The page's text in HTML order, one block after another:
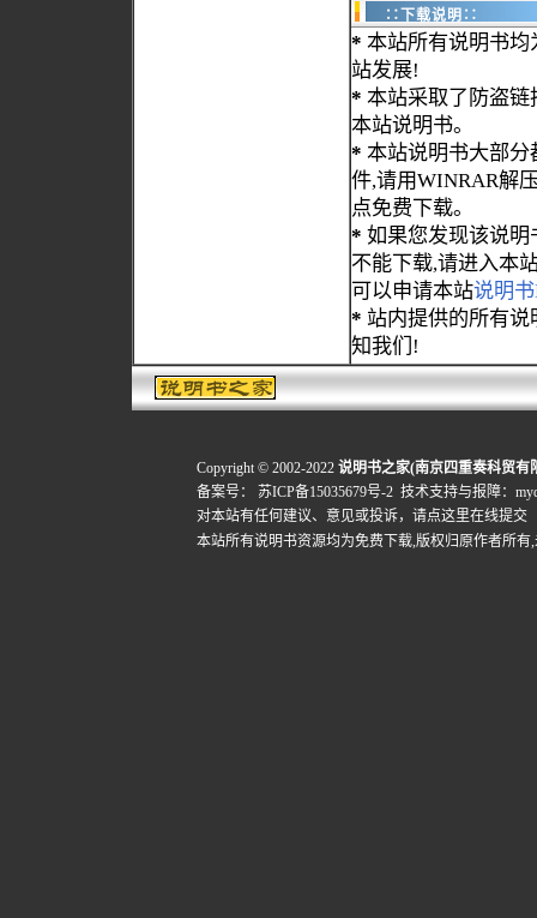
∷下载说明∷
* 本站所有说明书均
站发展!
* 本站采取了防盗链
本站说明书。
* 本站说明书大部分
件,请用WINRAR解
点免费下载。
* 如果您发现该说明
不能下载,请进入本
可以申请本站说明
* 站内提供的所有
知我们!
Copyright © 2002-2022 说明书之家(南京四重奏科贸有
备案号：
苏ICP备15035679号-2 技术支持与报障：
对本站有任何建议、意见或投诉， 请点这里在线提交
本站所有说明书资源均为免费下载,版权归原作者所